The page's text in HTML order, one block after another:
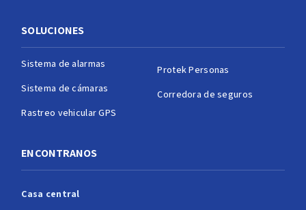
SOLUCIONES
Sistema de alarmas
Sistema de cámaras
Rastreo vehicular GPS
Protek Personas
Corredora de seguros
ENCONTRANOS
Casa central